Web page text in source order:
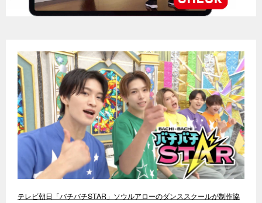
テレビ朝日「バチバチSTAR」ソウルアローのダンススクールが制作協